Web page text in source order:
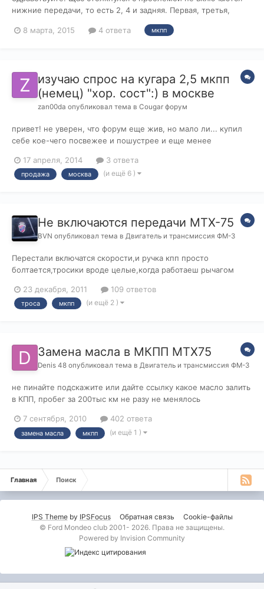
нижние передачи, то есть 2, 4 и задняя. Первая, третья,
хотелось бы узнать, что все таки произошло. Ни каких стуков,
8 марта, 2015 4 ответа мкпп
изучаю спрос на кугара 2,5 мкпп
(немец) "хор. сост":) в москве
zan00da опубликовал тема в Cougar форум
привет! не уверен, что форум еще жив, но мало ли... купил
себе кое-чего посвежее и пошустрее и еще менее
объяву о продаже. ездил 7 лет, менял масло после 10-12
тык, особых проблем не было (из более-менее серьезного
17 апреля, 2014 3 ответа
продажа москва (и ещё 6 )
Не включаются передачи МТХ-75
BVN опубликовал тема в Двигатель и трансмиссия ФМ-3
Перестали включатся скорости,и ручка кпп просто
болтается,тросики вроде целые,когда работаеш рычагом
просто болтается вместе с тросами без всякой фиксации,кто
знает что это может быть? может у кого уже так
23 декабря, 2011 109 ответов
троса мкпп (и ещё 2 )
Замена масла в МКПП МТХ75
Denis 48 опубликовал тема в Двигатель и трансмиссия ФМ-3
не пинайте подскажите или дайте ссылку какое масло залить
в КПП, пробег за 200тыс км не разу не менялось
7 сентября, 2010 402 ответа
замена масла мкпп (и ещё 1 )
Главная Поиск
IPS Themeby IPSFocus Обратная связь
Cookie-файлы
© Ford Mondeo club 2001- 2026. Права не защищены.
Powered by Invision Community